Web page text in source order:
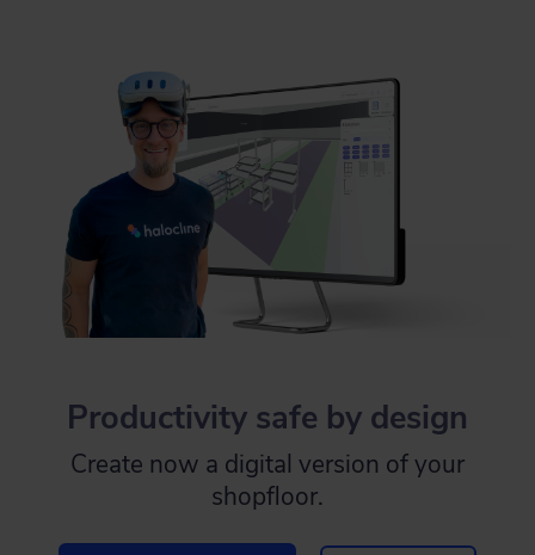
Productivity safe by design
Create now a digital version of your
shopfloor.